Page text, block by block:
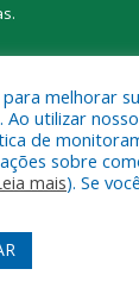
a
Área
melhorar
Ao utilizar
de
sobre
mais). Se